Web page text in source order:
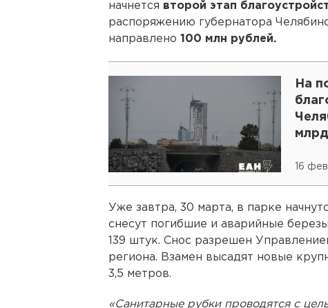
начнется второй этап
распоряжению губернатора
направлено 100 млн рублей.
На
16
Уже завтра, 30 марта, в парке
снесут погибшие и аварийные
139 штук. Снос разрешен
региона. Взамен высадят новые
3,5 метров.
«Санитарные рубки проводятся с